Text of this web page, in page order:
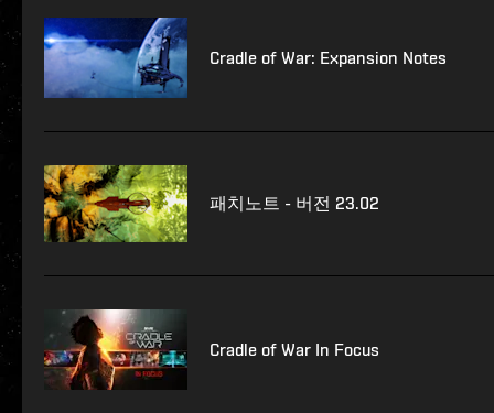
Cradle of War: Expansion Notes
패치노트 - 버전 23.02
Cradle of War In Focus